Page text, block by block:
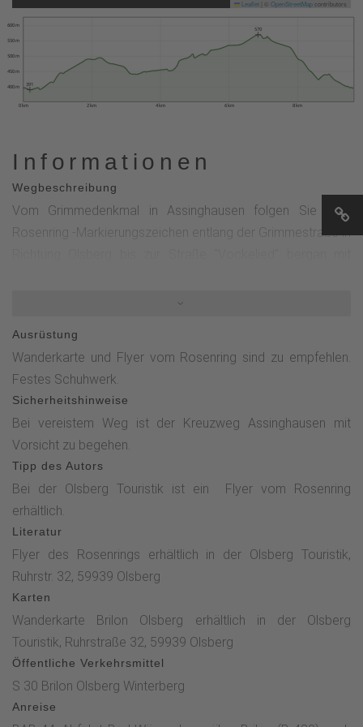
Leaflet OpenStreetMapcontributors
0 km 2 km 4 km 6 km 8 km
400 m
450 m
500 m
550 m
600 m
391
570
Informationen
Wegbeschreibung
Vom Grimmedenkmal in Assinghausen folgen Sie dem
Rosenring -Markierungszeichen entlang der Grimmestraße in
"Wegebreite".Viele wilde Rosen säumen hier den
Wegesrand. Verpassen Sie nicht den kleine Wiesenweg, der
an dem Aussiedlerhof vorbei in den Ortskern nach
Bruchhausen führt. Das Gutscafé und der Rosengarten am
Schloss Bruchhausen laden zu einer entspannten Rast und
einer kleine Stärkung ein. In Richung Ortsmitte kommen Sie
zur Wandertafel Bruchhasuen und somit zum Start- und
Endpunkt. Von der Wandertafel Bruchhausen folgen Sie dem
Rosenring-Zeichen und gehen zur Straße "Am kleinen
Berg".Vor dem 2. Haus geht es weiter bergan, mit
wunderbarer Sicht auf die Bruchhauser Steine, zu den
Wanderkreuzen "Eichen Knäppchen" und "Auf der Heu". Auf
dieser Hochfläche genießen Sie ein "360° Panorama". Über
einen verschlungenen Waldweg geht es nun an einem
kleinen Bachlauf vorbei, bis der Blick gleichzeitig auf die
Bruchhauser Steine" und auf den "Strüker Stein", den kleinen
Bruder der 4 Felsgiganten, gewährt wird. Jetzt führt der
Rosenring über den traditionsreichen Kreuzweg bergab zur
Ausrüstung
Wanderkarte und Flyer vom Rosenring sind zu empfehlen.
Festes Schuhwerk.
Sicherheitshinweise
Bei vereistem Weg ist der Kreuzweg Assinghausen mit
Vorsicht zu begehen.
Tipp des Autors
Bei der Olsberg Touristik ist ein Flyer vom Rosenring
erhältlich.
Literatur
Flyer des Rosenrings erhältlich in der Olsberg Touristik,
Ruhrstr. 32, 59939 Olsberg
Karten
Wanderkarte Brilon Olsberg erhältlich in der Olsberg
Touristik, Ruhrstraße 32, 59939 Olsberg
Öffentliche Verkehrsmittel
S 30 Brilon Olsberg Winterberg
Anreise